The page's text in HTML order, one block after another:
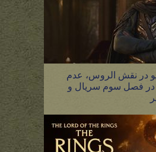
در نقش الروس، عدم
در فصل سوم سریال و